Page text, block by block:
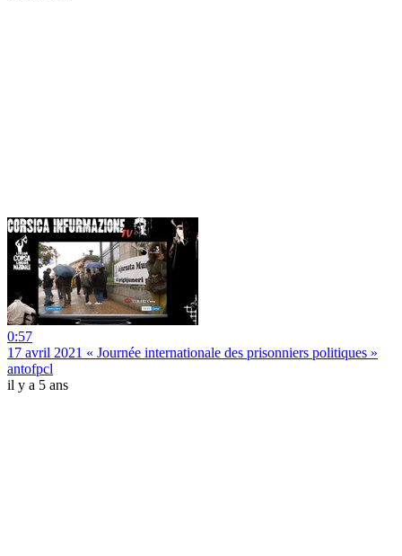
0:57
17 avril 2021 « Journée internationale des prisonniers politiques »
antofpcl
il y a 5 ans